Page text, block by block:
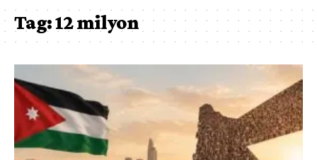
Tag:12 milyon